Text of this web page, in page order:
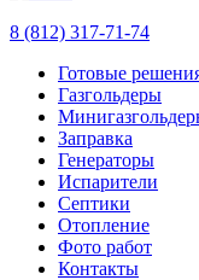
8 (812) 317-71-74
Готовые
Газгольдеры
Заправка
Генераторы
Испарители
Септики
Отопление
Фото работ
Контакты